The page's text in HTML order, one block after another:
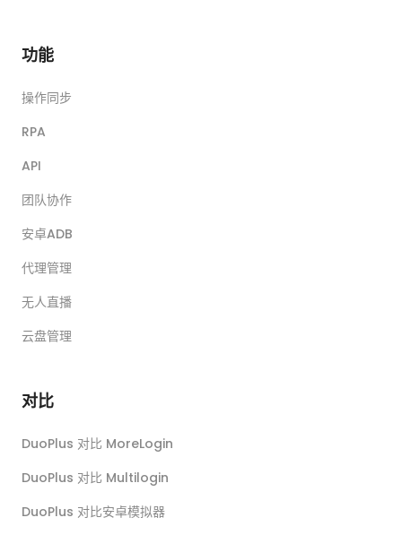
功能
操作同步
RPA
API
团队协作
安卓ADB
代理管理
无人直播
云盘管理
对比
DuoPlus 对比 MoreLogin
DuoPlus 对比 Multilogin
DuoPlus 对比安卓模拟器